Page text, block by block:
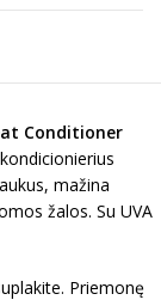
Conditioner
mažina
žalos. Su UVA
Priemonę